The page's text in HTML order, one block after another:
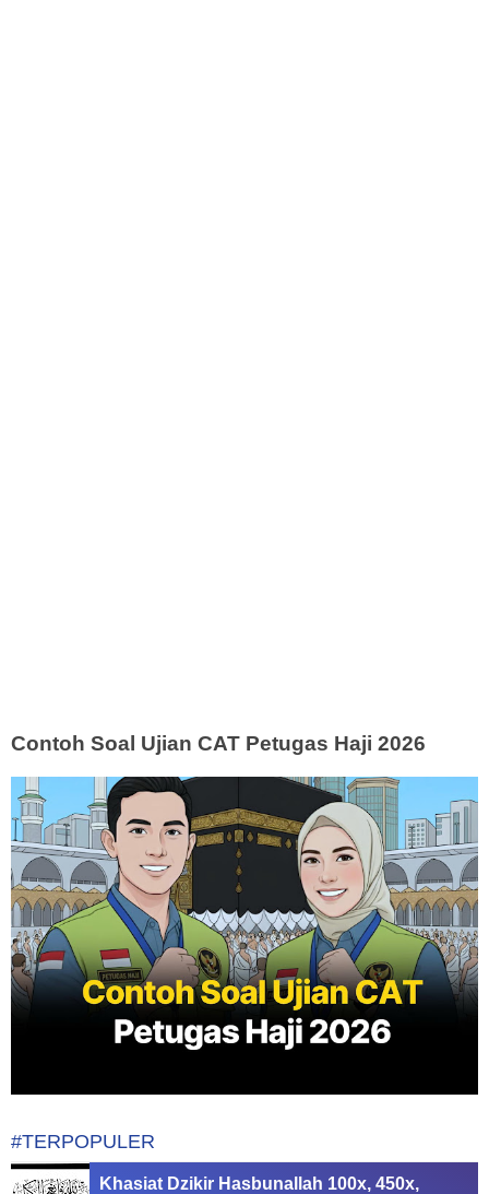
Contoh Soal Ujian CAT Petugas Haji 2026
#TERPOPULER
Khasiat Dzikir Hasbunallah 100x, 450x,